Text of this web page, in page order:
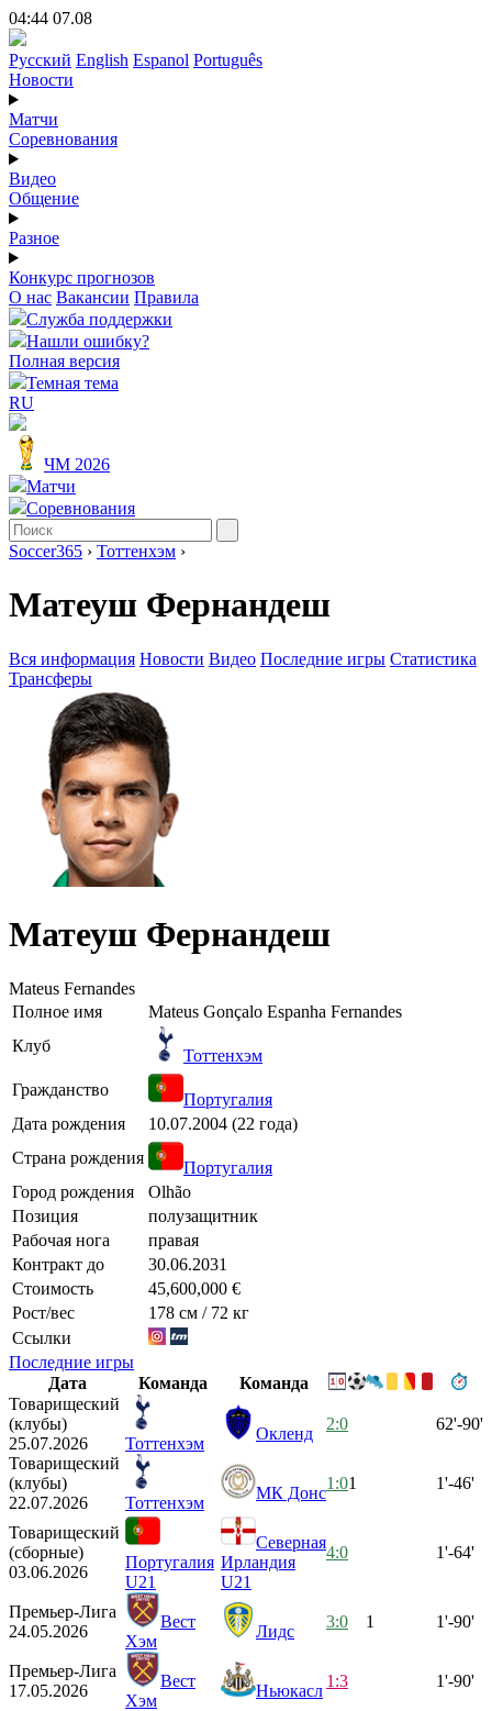
04:44 07.08
Русский English Espanol Português
Новости
Матчи
Соревнования
Видео
Общение
Разное
Конкурс прогнозов
О нас Вакансии Правила
Служба поддержки
Нашли ошибку?
Полная версия
Темная тема
RU
ЧМ 2026
Матчи
Соревнования
Soccer365 › Тоттенхэм ›
Матеуш Фернандеш
Вся информация Новости Видео Последние игры Статистика
Трансферы
Матеуш Фернандеш
Mateus Fernandes
Полное имя
Mateus Gonçalo Espanha Fernandes
Клуб
Тоттенхэм
Гражданство
Португалия
Дата рождения
10.07.2004 (22 года)
Страна рождения
Португалия
Город рождения
Olhão
Позиция
полузащитник
Рабочая нога
правая
Контракт до
30.06.2031
Стоимость
45,600,000 €
Рост/вес
178 см / 72 кг
Ссылки
Последние игры
Дата
Команда
Команда
Товарищеский
(клубы)
25.07.2026
Тоттенхэм
Окленд
2:0 62'-90'
Товарищеский
(клубы)
22.07.2026
Тоттенхэм
МК Донс
1:01 1'-46'
Товарищеский
(сборные)
03.06.2026
Португалия
U21
Северная
Ирландия
U21
4:0 1'-64'
Премьер-Лига
24.05.2026
Вест
Хэм
Лидс
3:0 1 1'-90'
Премьер-Лига
17.05.2026
Вест
Хэм
Ньюкасл
1:3 1'-90'